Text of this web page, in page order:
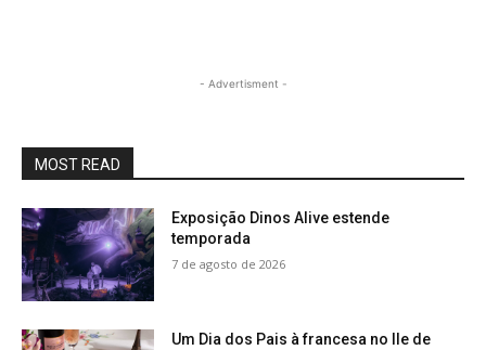
- Advertisment -
MOST READ
Exposição Dinos Alive estende
temporada
7 de agosto de 2026
Um Dia dos Pais à francesa no Ile de